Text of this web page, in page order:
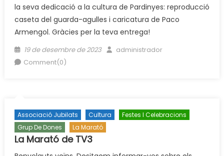
la seva dedicació a la cultura de Pardinyes: reproducció
caseta del guarda-agulles i caricatura de Paco
Armengol. Gràcies per la teva entrega!
Posted
on
19 de desembre de 2023 Author
administrador
Comment(0)
Associació Jubilats Cultura
Festes I Celebracions
Grup De Dones
La Marató
La Marató de TV3